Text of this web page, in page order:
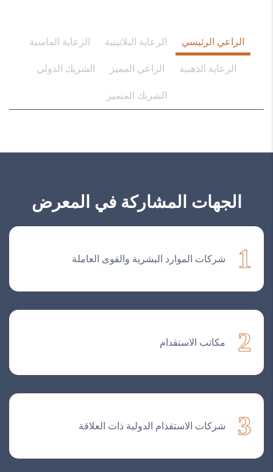
الراعي الرئيسي الرعاية البلاتينية الرعاية الماسية
الرعاية الذهبية الراعي المميز الشريك الدولي
الشريك المتميز
الجهات المشاركة في المعرض
1 شركات الموارد البشرية والقوى العاملة
2 مكاتب الاستقدام
3 شركات الاستقدام الدولية ذات العلاقة